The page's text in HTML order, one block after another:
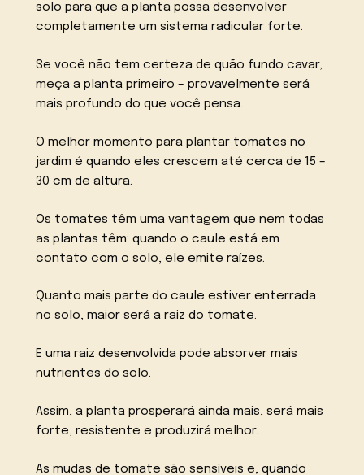
solo para que a planta possa desenvolver
completamente um sistema radicular forte.
Se você não tem certeza de quão fundo cavar,
meça a planta primeiro – provavelmente será
mais profundo do que você pensa.
O melhor momento para plantar tomates no
jardim é quando eles crescem até cerca de 15 –
30 cm de altura.
Os tomates têm uma vantagem que nem todas
as plantas têm: quando o caule está em
contato com o solo, ele emite raízes.
Quanto mais parte do caule estiver enterrada
no solo, maior será a raiz do tomate.
E uma raiz desenvolvida pode absorver mais
nutrientes do solo.
Assim, a planta prosperará ainda mais, será mais
forte, resistente e produzirá melhor.
As mudas de tomate são sensíveis e, quando